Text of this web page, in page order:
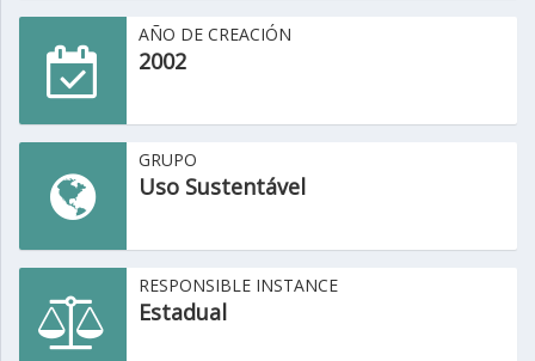
AÑO DE CREACIÓN
2002
GRUPO
Uso Sustentável
RESPONSIBLE INSTANCE
Estadual